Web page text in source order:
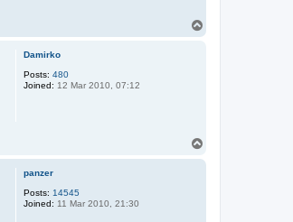
Damirko
Posts: 480
Joined: 12 Mar 2010, 07:12
panzer
Posts: 14545
Joined: 11 Mar 2010, 21:30